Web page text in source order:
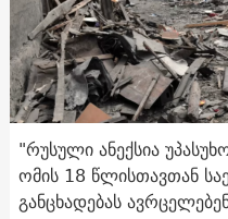
"რუსული ანექსია
ომის 18 წლისთავთან
განცხადებას